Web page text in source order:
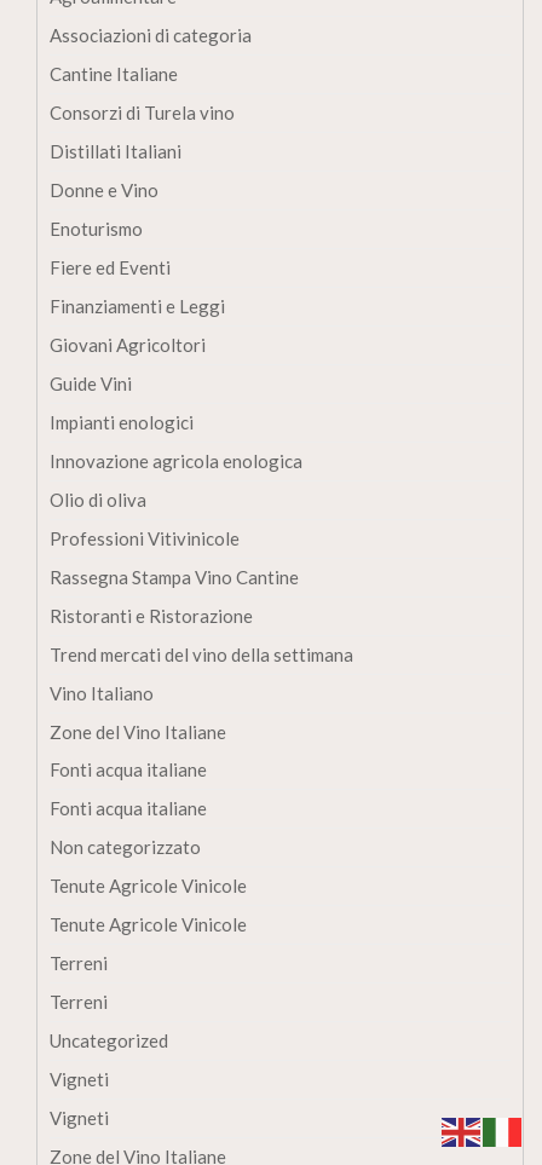
Associazioni di categoria
Cantine Italiane
Consorzi di Turela vino
Distillati Italiani
Donne e Vino
Enoturismo
Fiere ed Eventi
Finanziamenti e Leggi
Giovani Agricoltori
Guide Vini
Impianti enologici
Innovazione agricola enologica
Olio di oliva
Professioni Vitivinicole
Rassegna Stampa Vino Cantine
Ristoranti e Ristorazione
Trend mercati del vino della settimana
Vino Italiano
Zone del Vino Italiane
Fonti acqua italiane
Fonti acqua italiane
Non categorizzato
Tenute Agricole Vinicole
Tenute Agricole Vinicole
Terreni
Terreni
Uncategorized
Vigneti
Vigneti
Zone del Vino Italiane